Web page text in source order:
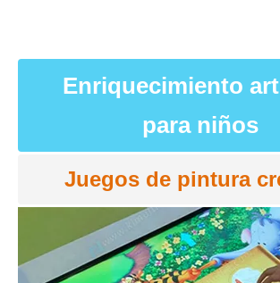
Enriquecimiento
para niños
Juegos de pintura